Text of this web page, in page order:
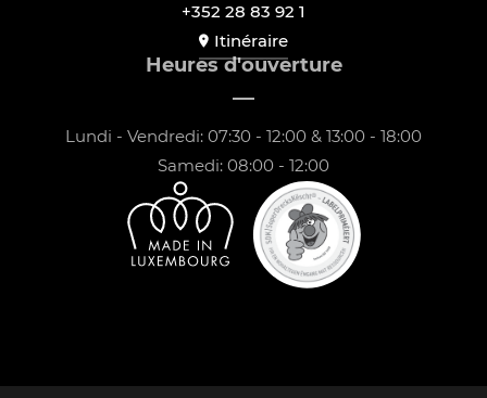
+352 28 83 92 1
Itinéraire
Heures d'ouverture
Lundi - Vendredi: 07:30 - 12:00 & 13:00 - 18:00
Samedi: 08:00 - 12:00